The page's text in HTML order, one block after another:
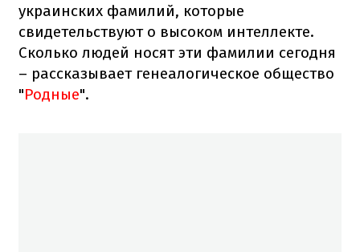
украинских фамилий, которые
свидетельствуют о высоком интеллекте.
Сколько людей носят эти фамилии сегодня
– рассказывает генеалогическое общество
"Родные".